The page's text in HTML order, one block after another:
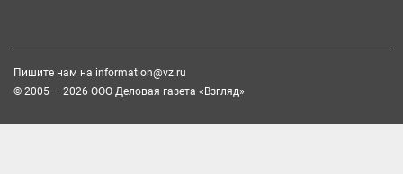
Пишите нам на information@vz.ru
© 2005 — 2026 ООО Деловая газета «Взгляд»